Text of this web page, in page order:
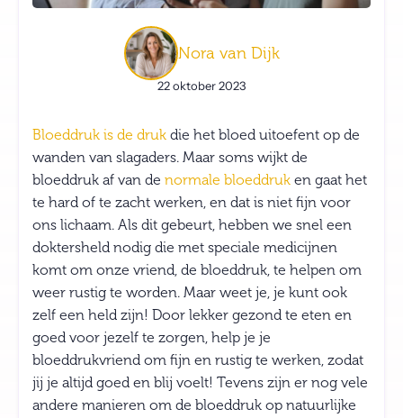
Nora van Dijk
22 oktober 2023
Bloeddruk is de druk die het bloed uitoefent op de
wanden van slagaders. Maar soms wijkt de
bloeddruk af van de normale bloeddruk en gaat het
te hard of te zacht werken, en dat is niet fijn voor
ons lichaam. Als dit gebeurt, hebben we snel een
doktersheld nodig die met speciale medicijnen
komt om onze vriend, de bloeddruk, te helpen om
weer rustig te worden. Maar weet je, je kunt ook
zelf een held zijn! Door lekker gezond te eten en
goed voor jezelf te zorgen, help je je
bloeddrukvriend om fijn en rustig te werken, zodat
jij je altijd goed en blij voelt! Tevens zijn er nog vele
andere manieren om de bloeddruk op natuurlijke